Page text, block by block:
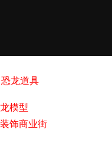
恐龙道具
模型
饰商业街